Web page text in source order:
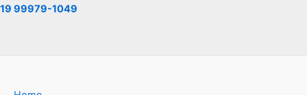
19 99979-1049